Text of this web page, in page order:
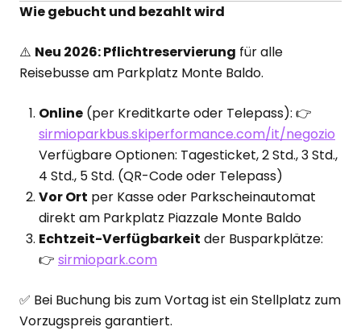
Wie gebucht und bezahlt wird
⚠️ Neu 2026: Pflichtreservierung für alle
Reisebusse am Parkplatz Monte Baldo.
Online (per Kreditkarte oder Telepass): 👉
sirmioparkbus.skiperformance.com/it/negozio
Verfügbare Optionen: Tagesticket, 2 Std., 3 Std.,
4 Std., 5 Std. (QR-Code oder Telepass)
Vor Ort per Kasse oder Parkscheinautomat
direkt am Parkplatz Piazzale Monte Baldo
Echtzeit-Verfügbarkeit der Busparkplätze:
👉 sirmiopark.com
✅ Bei Buchung bis zum Vortag ist ein Stellplatz zum
Vorzugspreis garantiert.